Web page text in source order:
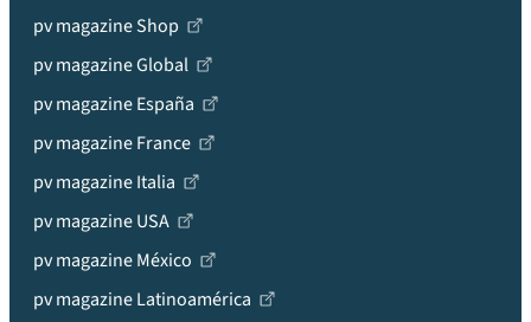
pv magazine Shop
pv magazine Global
pv magazine España
pv magazine France
pv magazine Italia
pv magazine USA
pv magazine México
pv magazine Latinoamérica